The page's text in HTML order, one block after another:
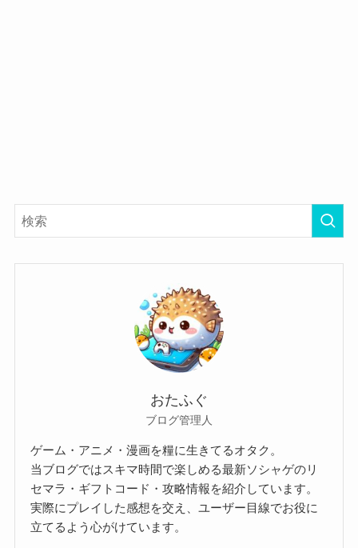
おたふぐ
ブログ管理人
ゲーム・アニメ・漫画を糧に生きてるオタク。
当ブログではスキマ時間で楽しめる最新ソシャゲのリ
セマラ・ギフトコード・攻略情報を紹介しています。
実際にプレイした感想を交え、ユーザー目線でお役に
立てるよう心がけています。